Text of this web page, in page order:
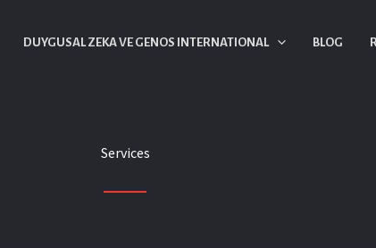
DUYGUSAL ZEKA VE GENOS INTERNATIONAL BLOG
Services